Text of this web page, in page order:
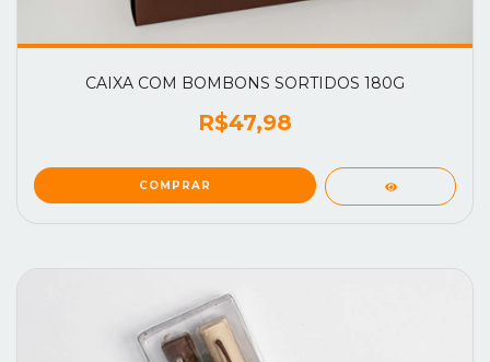
CAIXA COM BOMBONS SORTIDOS 180G
R$47,98
COMPRAR